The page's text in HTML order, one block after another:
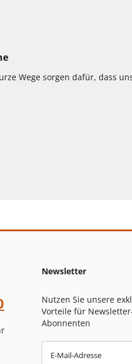
Wege sorgen dafür, dass
Newsletter
Nutzen Sie unsere
Vorteile für
Abonnenten
E-Mail-Adresse